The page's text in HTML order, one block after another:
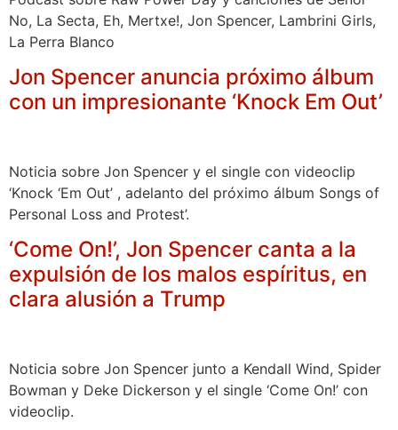
No, La Secta, Eh, Mertxe!, Jon Spencer, Lambrini Girls,
La Perra Blanco
Jon Spencer anuncia próximo álbum
con un impresionante ‘Knock Em Out’
Noticia sobre Jon Spencer y el single con videoclip
‘Knock ‘Em Out’ , adelanto del próximo álbum Songs of
Personal Loss and Protest’.
‘Come On!’, Jon Spencer canta a la
expulsión de los malos espíritus, en
clara alusión a Trump
Noticia sobre Jon Spencer junto a Kendall Wind, Spider
Bowman y Deke Dickerson y el single ‘Come On!’ con
videoclip.